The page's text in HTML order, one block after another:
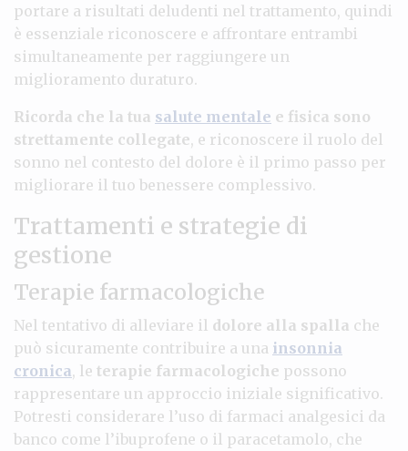
portare a risultati deludenti nel trattamento, quindi
è essenziale riconoscere e affrontare entrambi
simultaneamente per raggiungere un
miglioramento duraturo.
Ricorda che la tua salute mentale e fisica sono
strettamente collegate, e riconoscere il ruolo del
sonno nel contesto del dolore è il primo passo per
migliorare il tuo benessere complessivo.
Trattamenti e strategie di
gestione
Terapie farmacologiche
Nel tentativo di alleviare il dolore alla spalla che
può sicuramente contribuire a una insonnia
cronica, le terapie farmacologiche possono
rappresentare un approccio iniziale significativo.
Potresti considerare l’uso di farmaci analgesici da
banco come l’ibuprofene o il paracetamolo, che